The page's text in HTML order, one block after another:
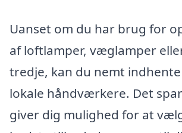
Uanset om du har brug for
af loftlamper, væglamper
tredje, kan du nemt
lokale håndværkere. Det
giver dig mulighed for at